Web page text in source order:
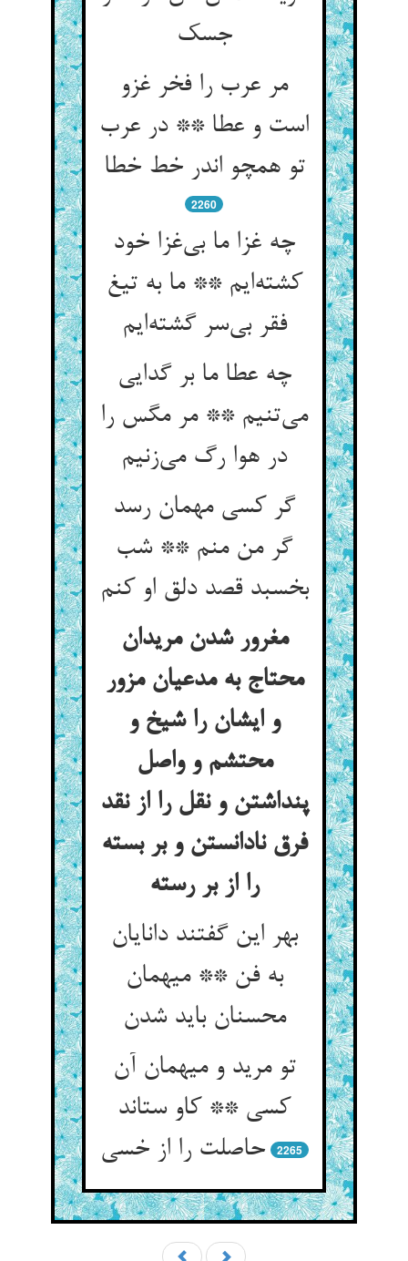
جسک‌‌
مر عرب را فخر غزو
است و عطا ** در عرب
تو همچو اندر خط خطا
2260
چه غزا ما بی‌‌غزا خود
کشته‌‌ایم ** ما به تیغ
فقر بی‌‌سر گشته‌‌ایم‌‌
چه عطا ما بر گدایی
می‌‌تنیم ** مر مگس را
گر کسی مهمان رسد
گر من منم ** شب
بخسبد قصد دلق او کنم‌‌
مغرور شدن مریدان
محتاج به مدعیان مزور
و ایشان را شیخ و
محتشم و واصل
پنداشتن و نقل را از نقد
فرق نادانستن و بر بسته
بهر این گفتند دانایان
به فن ** میهمان
محسنان باید شدن‌‌
تو مرید و میهمان آن
کسی ** کاو ستاند
حاصلت را از خسی‌‌
2265